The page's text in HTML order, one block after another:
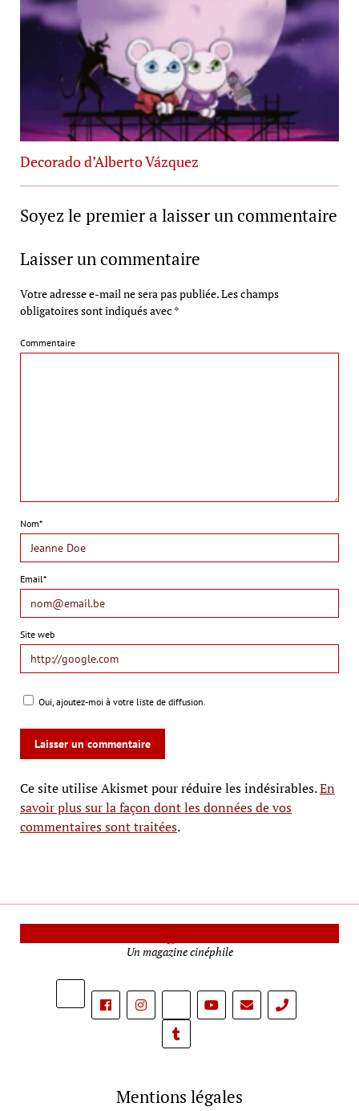
Decorado d’Alberto Vázquez
Soyez le premier a laisser un commentaire
Laisser un commentaire
Votre adresse e-mail ne sera pas publiée.Les champs
obligatoires sont indiqués avec *
Commentaire
Nom*
Email*
Site web
Oui, ajoutez-moi à votre liste de diffusion.
Ce site utilise Akismet pour réduire les indésirables.En
savoir plus sur la façon dont les données de vos
commentaires sont traitées.
Un magazine cinéphile
phone
Mentions légales